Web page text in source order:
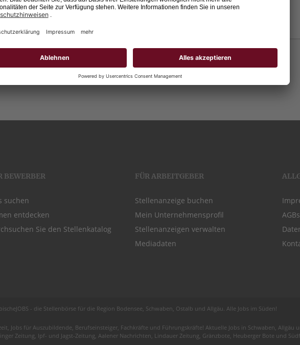
BEWERBER
suchen
entdecken
Sie den Stellenkatalog
FÜR ARBEITGEBER
Stellenanzeige buchen
Mein Unternehmensprofil
Stellenanzeigen verwalten
Mediadaten
AGBs
- die Stellenbörse für die Region Bodensee , Schwaben, Ostalb und Allgäu . Alle Jobs im Süden!
, Jobs für Auszubildende , Berufseinsteiger, Fachkräfte und Führungskräfte! Aktuelle Jobs in Schwaben, Allgäu
Zeitung, Ipf- und Jagst-Zeitung, Aalener Nachrichten, Lindauer Zeitung, Gränzbote, Heuberger Bote und